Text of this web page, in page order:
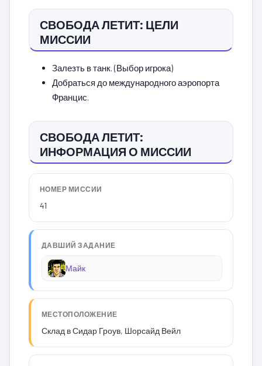
СВОБОДА ЛЕТИТ: ЦЕЛИ
МИССИИ
Залезть в танк. (Выбор игрока)
Добраться до международного аэропорта
Францис.
СВОБОДА ЛЕТИТ:
ИНФОРМАЦИЯ О МИССИИ
НОМЕР МИССИИ
41
ДАВШИЙ ЗАДАНИЕ
Майк
МЕСТОПОЛОЖЕНИЕ
Склад в Сидар Гроув, Шорсайд Вейл